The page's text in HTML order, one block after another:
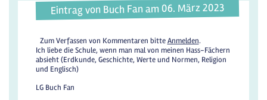
Eintrag von Buch Fan am 06. März 2023
Zum Verfassen von Kommentaren bitteAnmelden.
Ich liebe die Schule, wenn man mal von meinen Hass-Fächern
absieht (Erdkunde, Geschichte, Werte und Normen, Religion
und Englisch)
LG Buch Fan